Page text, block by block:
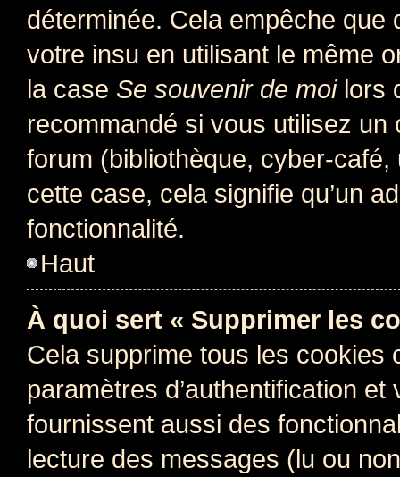
déterminée. Cela empêche que
votre insu en utilisant le même
la case Se souvenir de moilors
recommandé si vous utilisez
forum (bibliothèque, cyber-
cette case, cela signifie qu’un
fonctionnalité.
Haut
À quoi sert « Supprimer les
Cela supprime tous les cookies
paramètres d’authentification
fournissent aussi des
lecture des messages (lu ou